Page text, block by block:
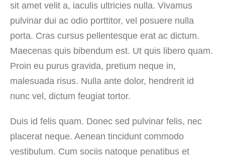
sit amet velit a, iaculis ultricies nulla. Vivamus
pulvinar dui ac odio porttitor, vel posuere nulla
porta. Cras cursus pellentesque erat ac dictum.
Maecenas quis bibendum est. Ut quis libero quam.
Proin eu purus gravida, pretium neque in,
malesuada risus. Nulla ante dolor, hendrerit id
nunc vel, dictum feugiat tortor.
Duis id felis quam. Donec sed pulvinar felis, nec
placerat neque. Aenean tincidunt commodo
vestibulum. Cum sociis natoque penatibus et